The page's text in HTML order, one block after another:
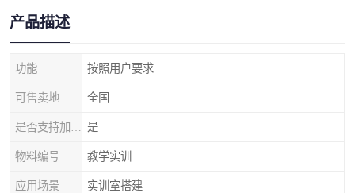
产品描述
功能 按照用户要求
可售卖地 全国
是
物料编号 教学实训
应用场景 实训室搭建